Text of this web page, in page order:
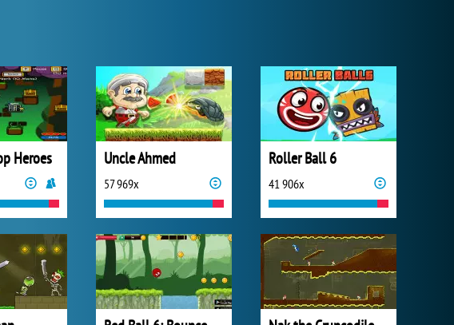
Heroes Uncle Ahmed
57 969x
Roller Ball 6
41 906x